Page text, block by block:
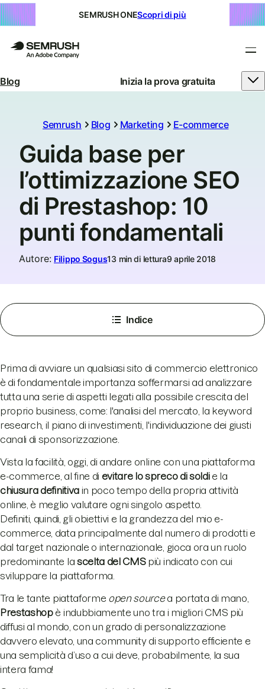
SEMRUSH ONEScopri di più
Blog Inizia la prova gratuita
Semrush Blog Marketing E-commerce
Guida base per
l’ottimizzazione SEO
di Prestashop: 10
punti fondamentali
Autore: Filippo Sogus13 min di lettura9 aprile 2018
Indice
Prima di avviare un qualsiasi sito di commercio elettronico
è di fondamentale importanza soffermarsi ad analizzare
tutta una serie di aspetti legati alla possibile crescita del
proprio business, come: l'analisi del mercato, la keyword
research, il piano di investimenti, l'individuazione dei giusti
canali di sponsorizzazione.
Vista la facilità, oggi, di andare online con una piattaforma
e-commerce, al fine di evitare lo spreco di soldie la
chiusura definitivain poco tempo della propria attività
online, è meglio valutare ogni singolo aspetto.
Definiti, quindi, gli obiettivi e la grandezza del mio e-
commerce, data principalmente dal numero di prodotti e
dal target nazionale o internazionale, gioca ora un ruolo
predominante la scelta del CMSpiù indicato con cui
sviluppare la piattaforma.
Tra le tante piattaforme open sourcea portata di mano,
Prestashop è indubbiamente uno tra i migliori CMS più
diffusi al mondo, con un grado di personalizzazione
davvero elevato, una community di supporto efficiente e
una semplicità d’uso a cui deve, probabilmente, la sua
intera fama!